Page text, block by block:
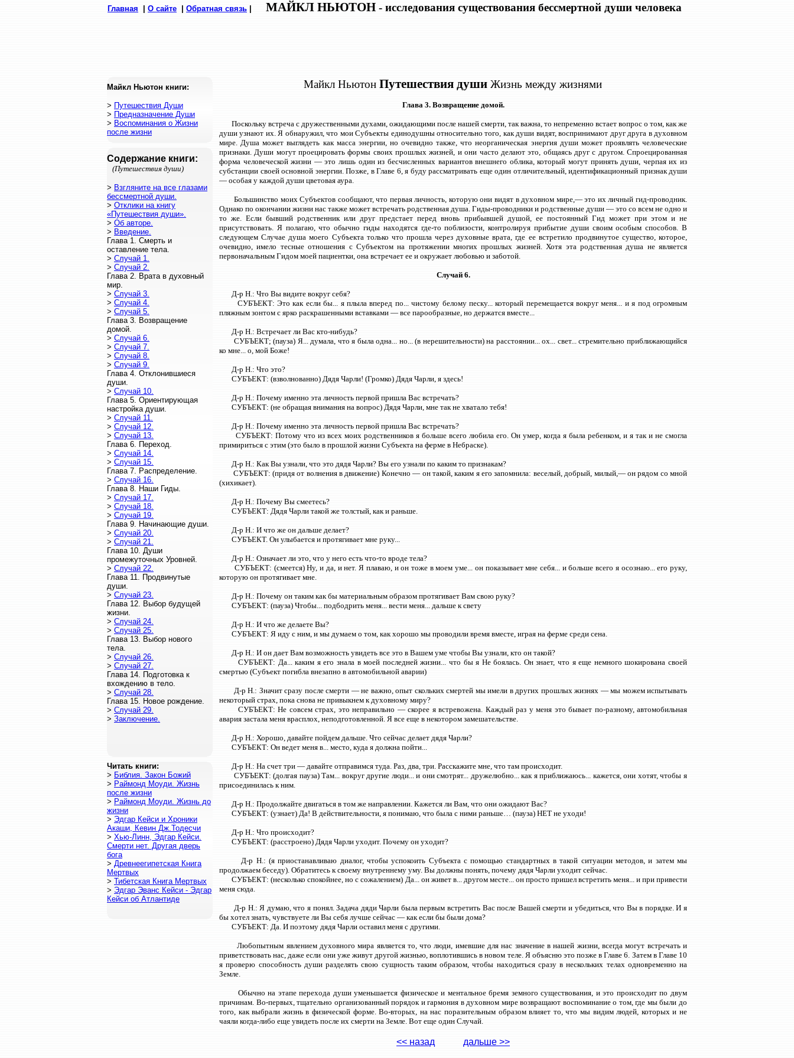
Майкл Ньютон Путешествия души Жизнь между жизнями
Глава 3. Возвращение домой.
Поскольку встреча с дружественными духами, ожидающими после нашей смерти, так важна, то непременно встает вопрос о том, как же
души узнают их. Я обнаружил, что мои Субъекты единодушны относительно того, как души видят, воспринимают друг друга в духовном
мире. Душа может выглядеть как масса энергии, но очевидно также, что неорганическая энергия души может проявлять человеческие
признаки. Души могут проецировать формы своих прошлых жизней, и они часто делают это, общаясь друг с другом. Спроецированная
форма человеческой жизни — это лишь один из бесчисленных вариантов внешнего облика, который могут принять души, черпая их из
субстанции своей основной энергии. Позже, в Главе 6, я буду рассматривать еще один отличительный, идентификационный признак души
— осoбая у каждой души цветовая аура.
Большинство моих Субъектов сообщают, что первая личность, которую они видят в духовном мире,— это их личный гид-проводник.
Однако по окончании жизни нас также может встречать родственная душа. Гиды-проводники и родственные души — это со всем не одно и
то же. Если бывший родственник или друг предстает перед вновь прибывшей душой, ее постоянный Гид может при этом и не
присутствовать. Я полагаю, что обычно гиды находятся где-то поблизости, контролируя прибытие души своим особым способов. В
следующем Случае душа моего Субъекта только что прошла через духовные врата, где ее встретило продвинутое существо, которое,
очевидно, имело тесные отношения с Субъектом на протяжении многих прошлых жизней. Хотя эта родственная душа не является
первоначальным Гидом моей пациентки, она встречает ее и окружает любовью и заботой.
Случай 6.
Д-р Н.: Что Вы видите вокруг себя?
СУБЪЕКТ: Это как если бы... я плыла вперед по... чистому белому песку... который перемещается вокруг меня... и я под огромным
пляжным зонтом с ярко раскрашенными вставками — все парообразные, но держатся вместе...
Д-р Н.: Встречает ли Вас кто-нибудь?
СУБЪЕКТ; (пауза) Я... думала, что я была одна... но... (в нерешительности) на расстоянии... ох... свет... стремительно приближающийся
ко мне... о, мой Боже!
Д-р Н.: Что это?
СУБЪЕКТ: (взволнованно) Дядя Чарли! (Громко) Дядя Чарли, я здесь!
Д-р Н.: Почему именно эта личность первой пришла Вас встречать?
СУБЪЕКТ: (не обращая внимания на вопрос) Дядя Чарли, мне так не хватало тебя!
Д-р Н.: Почему именно эта личность первой пришла Вас встречать?
СУБЪЕКТ: Потому что из всех моих родственников я больше всего любила его. Он умер, когда я была ребенком, и я так и не смогла
примириться с этим (это было в прошлой жизни Субъекта на ферме в Небраске).
Д-р Н.: Как Вы узнали, что это дядя Чарли? Вы его узнали по каким то признакам?
СУБЪЕКТ: (придя от волнения в движение) Конечно — он такой, каким я его запомнила: веселый, добрый, милый,— он рядом со мной
(хихикает).
Д-р Н.: Почему Вы смеетесь?
СУБЪЕКТ: Дядя Чарли такой же толстый, как и раньше.
Д-р Н.: И что же он дальше делает?
СУБЪЕКТ. Он улыбается и протягивает мне руку...
Д-р Н.: Означает ли это, что у него есть что-то вроде тела?
СУБЪЕКТ: (смеется) Ну, и да, и нет. Я плаваю, и он тоже в моем уме... он показывает мне себя... и больше всего я осознаю... его руку,
которую он протягивает мне.
Д-р Н.: Почему он таким как бы материальным образом протягивает Вам свою руку?
СУБЪЕКТ: (пауза) Чтобы... подбодрить меня... вести меня... дальше к свету
Д-р Н.: И что же делаете Вы?
СУБЪЕКТ: Я иду с ним, и мы думаем о том, как хорошо мы проводили время вместе, играя на ферме среди сена.
Д-р Н.: И он дает Вам возможность увидеть все это в Вашем уме чтобы Вы узнали, кто он такой?
СУБЪЕКТ: Да... каким я его знала в моей последней жизни... что бы я Не боялась. Он знает, что я еще немного шокирована своей
смертью (Субъект погибла внезапно в автомобильной аварии)
Д-р Н.: Значит сразу после смерти — не важно, опыт скольких смертей мы имели в других прошлых жизнях — мы можем испытывать
некоторый страх, пока снова не привыкнем к духовному миру?
СУБЪЕКТ: Не совсем страх, это неправильно — скорее я встревожена. Каждый раз у меня это бывает по-разному, автомобильная
авария застала меня врасплох, неподготовленной. Я все еще в некотором замешательстве.
Д-р Н.: Хорошо, давайте пойдем дальше. Что сейчас делает дядя Чарли?
СУБЪЕКТ: Он ведет меня в... место, куда я должна пойти...
Д-р Н.: На счет три — давайте отправимся туда. Раз, два, три. Расскажите мне, что там происходит.
СУБЪЕКТ: (долгая пауза) Там... вокруг другие люди... и они смотрят... дружелюбно... как я приближаюсь... кажется, они хотят, чтобы я
присоединилась к ним.
Д-р Н.: Продолжайте двигаться в том же направлении. Кажется ли Вам, что они ожидают Вас?
СУБЪЕКТ: (узнает) Да! В действительности, я понимаю, что была с ними раньше… (пауза) НЕТ не уходи!
Д-р Н.: Что происходит?
СУБЪЕКТ: (расстроено) Дядя Чарли уходит. Почему он уходит?
Д-р Н.: (я приостанавливаю диалог, чтобы успокоить Субъекта с помощью стандартных в такой ситуации методов, и затем мы
продолжаем беседу). Обратитесь к своему внутреннему уму. Вы должны понять, почему дядя Чарли уходит сейчас.
СУБЪЕКТ: (несколько спокойнее, но с сожалением) Да... он живет в... другом месте... он просто пришел встретить меня... и при привести
меня сюда.
Д-р Н.: Я думаю, что я понял. Задача дяди Чарли была первым встретить Вас после Вашей смерти и убедиться, что Вы в порядке. И я
бы хотел знать, чувствуете ли Вы себя лучше сейчас — как если бы были дома?
СУБЪЕКТ: Да. И поэтому дядя Чарли оставил меня с другими.
Любопытным явлением духовного мира является то, что люди, имевшие для нас значение в нашей жизни, всегда могут встречать и
приветствовать нас, даже если они уже живут другой жизнью, воплотившись в новом теле. Я объясню это позже в Главе 6. Затем в Главе 10
я проверю способность души разделять свою сущность таким образом, чтобы находиться сразу в нескольких телах одновременно на
Земле.
Обычно на этапе перехода души уменьшается физическое и ментальное бремя земного существования, и это происходит по двум
причинам. Во-первых, тщательно организованный порядок и гармония в духовном мире возвращают воспоминание о том, где мы были до
того, как выбрали жизнь в физической форме. Во-вторых, на нас поразительным образом влияет то, что мы видим людей, которых и не
чаяли когда-либо еще увидеть после их смерти на Земле. Вот еще один Случай.
<< назад дальше >>
Читать книги:
> Библия. Закон Божий
> Раймонд Моуди. Жизнь
после жизни
> Раймонд Моуди. Жизнь до
жизни
> Эдгар Кейси и Хроники
Акаши, Кевин Дж.Тодесчи
> Хью-Линн, Эдгар Кейси.
Смерти нет. Другая дверь
бога
> Древнеегипетская Книга
Мертвых
> Тибетская Книга Мертвых
> Эдгар Эванс Кейси - Эдгар
Кейси об Атлантиде
Майкл Ньютон книги:
> Путешествия Души
> Предназначение Души
> Воспоминания о Жизни
после жизни
Главная О сайте Обратная связь МАЙКЛ НЬЮТОН - исследования существования бессмертной души человека
Содержание книги:
(Путешествия души)
> Взгляните на все глазами
бессмертной души.
> Отклики на книгу
«Путешествия души».
> Об авторе.
> Введение.
Глава 1. Смерть и
оставление тела.
> Случай 1.
> Случай 2.
Глава 2. Врата в духовный
мир.
> Случай 3.
> Случай 4.
> Случай 5.
Глава 3. Возвращение
домой.
> Случай 6.
> Случай 7.
> Случай 8.
> Случай 9.
Глава 4. Отклонившиеся
души.
> Случай 10.
Глава 5. Ориентирующая
настройка души.
> Случай 11.
> Случай 12.
> Случай 13.
Глава 6. Переход.
> Случай 14.
> Случай 15.
Глава 7. Распределение.
> Случай 16.
Глава 8. Наши Гиды.
> Случай 17.
> Случай 18.
> Случай 19.
Глава 9. Начинающие души.
> Случай 20.
> Случай 21.
Глава 10. Души
промежуточных Уровней.
> Случай 22.
Глава 11. Продвинутые
души.
> Случай 23.
Глава 12. Выбор будущей
жизни.
> Случай 24.
> Случай 25.
Глава 13. Выбор нового
тела.
> Случай 26.
> Случай 27.
Глава 14. Подготовка к
вхождению в тело.
> Случай 28.
Глава 15. Новое рождение.
> Случай 29.
> Заключение.